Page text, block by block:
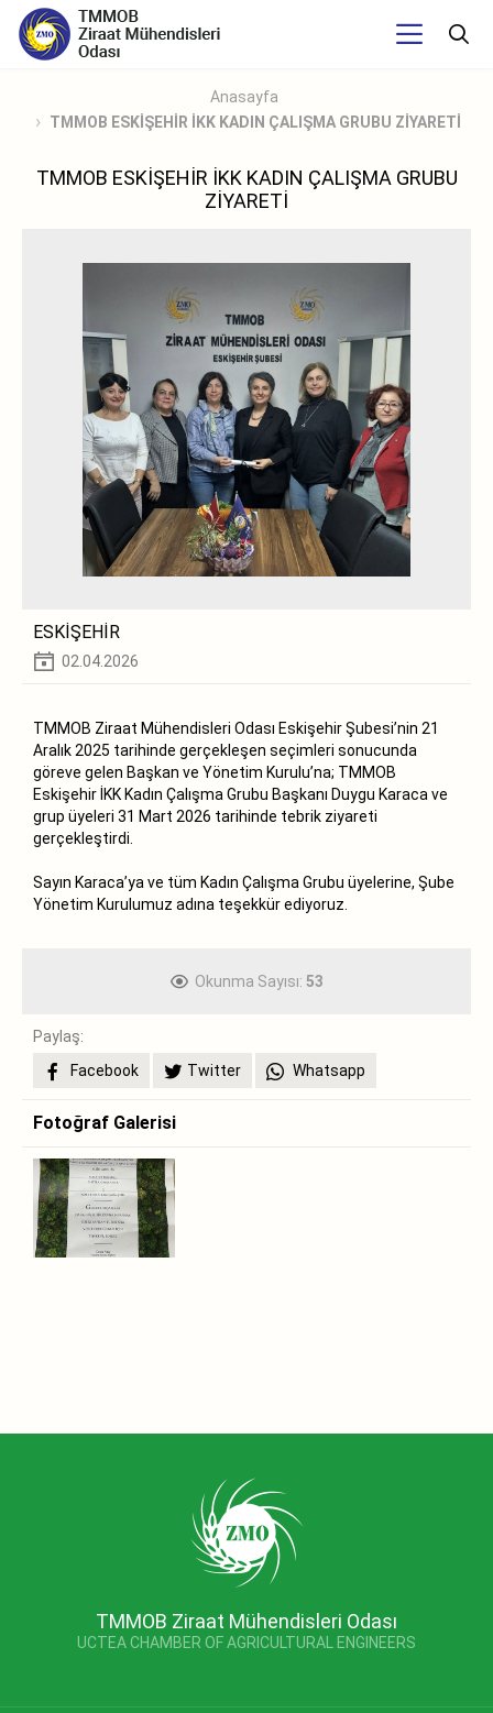
Anasayfa
TMMOB ESKİŞEHİR İKK KADIN ÇALIŞMA GRUBU ZİYARETİ
TMMOB ESKİŞEHİR İKK KADIN ÇALIŞMA GRUBU
ZİYARETİ
ESKİŞEHİR
02.04.2026
TMMOB Ziraat Mühendisleri Odası Eskişehir Şubesi’nin 21
Aralık 2025 tarihinde gerçekleşen seçimleri sonucunda
göreve gelen Başkan ve Yönetim Kurulu’na; TMMOB
Eskişehir İKK Kadın Çalışma Grubu Başkanı Duygu Karaca ve
grup üyeleri 31 Mart 2026 tarihinde tebrik ziyareti
gerçekleştirdi.
Sayın Karaca’ya ve tüm Kadın Çalışma Grubu üyelerine, Şube
Yönetim Kurulumuz adına teşekkür ediyoruz.
Okunma Sayısı: 53
Paylaş:
Facebook
Twitter Whatsapp
Fotoğraf Galerisi
TMMOB Ziraat Mühendisleri Odası
UCTEA CHAMBER OF AGRICULTURAL ENGINEERS